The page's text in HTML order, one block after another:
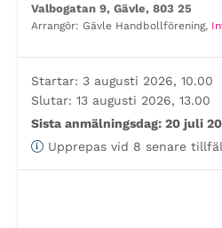
Valbogatan 9, Gävle, 803 25
Arrangör: Gävle Handbollförening,
Startar: 3 augusti 2026, 10.00
Slutar: 13 augusti 2026, 13.00
Sista anmälningsdag: 20 juli
Upprepas vid 8 senare